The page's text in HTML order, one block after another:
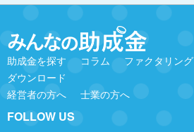
助成金を探す コラム ファクタリング
ダウンロード
経営者の方へ
士業の方へ
FOLLOW US